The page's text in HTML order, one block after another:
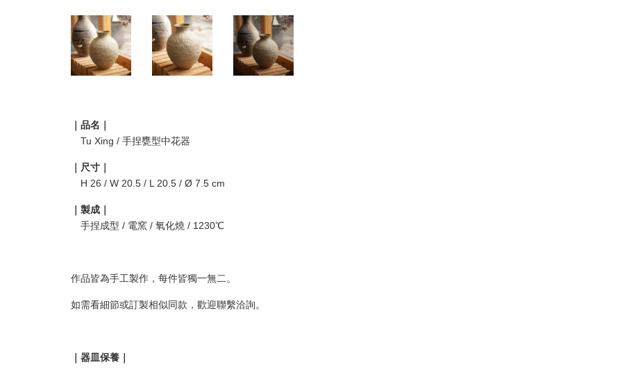
｜品名｜
Tu Xing / 手捏甕型中花器
｜尺寸｜
H 26 / W 20.5 / L 20.5 / Ø 7.5 cm
｜製成｜
手捏成型 / 電窯 / 氧化燒 / 1230℃
作品皆為手工製作，每件皆獨一無二。
如需看細節或訂製相似同款，歡迎聯繫洽詢。
｜器皿保養｜